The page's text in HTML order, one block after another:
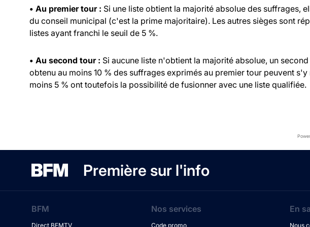
• Au premier tour : Si une liste obtient la majorité absolue des suffrages,
du conseil municipal (c'est la prime majoritaire). Les autres sièges sont
listes ayant franchi le seuil de 5 %.
• Au second tour : Si aucune liste n'obtient la majorité absolue, un
obtenu au moins 10 % des suffrages exprimés au premier tour peuvent
moins 5 % ont toutefois la possibilité de fusionner avec une liste qualifiée.
Première sur l'info
BFM
Direct BFMTV
Nos services
Code promo
En
Nous